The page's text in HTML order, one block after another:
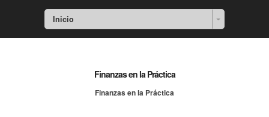
Inicio
Finanzas en la Práctica
Finanzas en la Práctica